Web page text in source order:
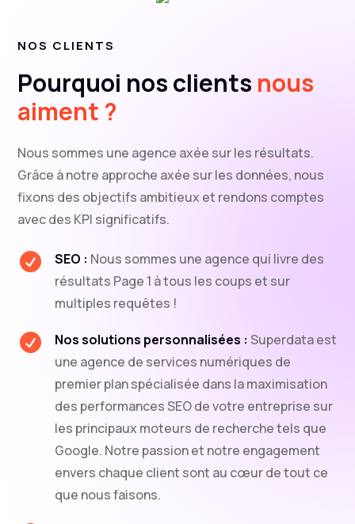
NOS CLIENTS
Pourquoi nos clients nous
aiment ?
Nous sommes une agence axée sur les résultats.
Grâce à notre approche axée sur les données, nous
fixons des objectifs ambitieux et rendons comptes
avec des KPI significatifs.
 SEO : Nous sommes une agence qui livre des
résultats Page 1 à tous les coups et sur
multiples requêtes !
 Nos solutions personnalisées : Superdata est
une agence de services numériques de
premier plan spécialisée dans la maximisation
des performances SEO de votre entreprise sur
les principaux moteurs de recherche tels que
Google. Notre passion et notre engagement
envers chaque client sont au cœur de tout ce
que nous faisons.